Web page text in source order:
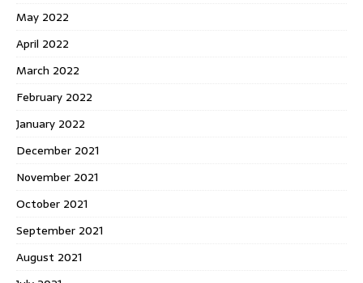
May 2022
April 2022
March 2022
February 2022
January 2022
December 2021
November 2021
October 2021
September 2021
August 2021